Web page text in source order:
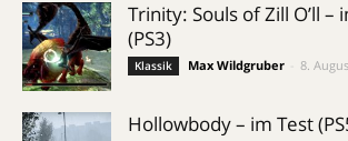
Trinity: Souls of Zill O’ll –
(PS3)
Klassik Max Wildgruber 8.
Hollowbody – im Test